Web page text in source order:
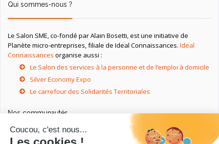
Qui sommes-nous ?
Le Salon SME, co-fondé par Alain Bosetti, est une initiative de
Planète micro-entreprises, filiale de Ideal Connaissances. Ideal
Connaissances organise aussi :
Le Salon des services à la personne et de l’emploi à domicile
Silver Economy Expo
Le carrefour des Solidarités Territoriales
Nos communautés